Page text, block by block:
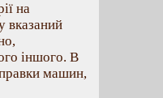
на
вказаний
іншого. В
машин,